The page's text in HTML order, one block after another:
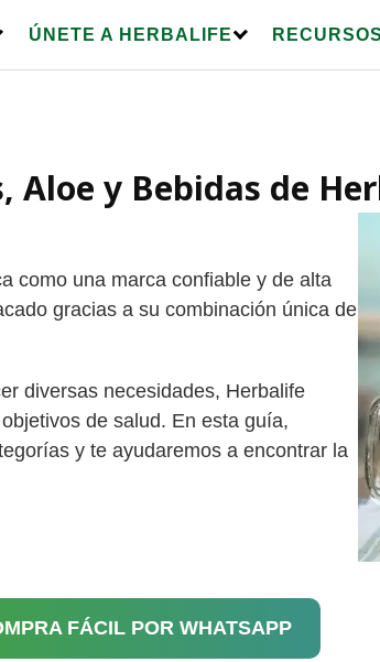
ÚNETE A HERBALIFE
Aloe y Bebidas de
como una marca confiable y de alta
gracias a su combinación única de
diversas necesidades, Herbalife
de salud. En esta guía,
y te ayudaremos a encontrar la
FÁCIL POR WHATSAPP